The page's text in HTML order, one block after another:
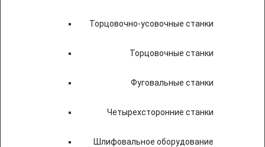
Торцовочно-усовочные станки
Торцовочные станки
Фуговальные станки
Четырехсторонние станки
Шлифовальное оборудование